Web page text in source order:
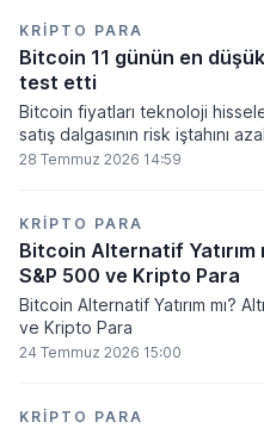
2 trilyon 159 milyar 780 milyon
seviyesine ulaştı.
KRIPTO PARA
Bitcoin 11 günün en
test etti
Bitcoin fiyatları teknoloji
satış dalgasının risk iştahını
11 günün en düşük seviyesine
28 Temmuz 2026 14:59
KRIPTO PARA
Bitcoin Alternatif Yatırım
S&P 500 ve Kripto Para
Bitcoin Alternatif Yatırım mı?
ve Kripto Para
24 Temmuz 2026 15:00
KRIPTO PARA